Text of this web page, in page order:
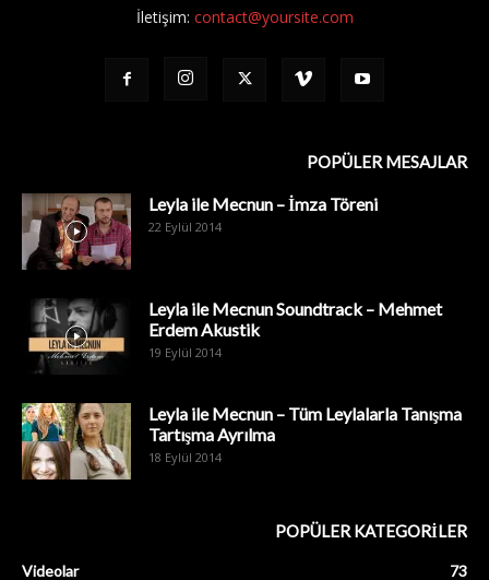
İletişim: contact@yoursite.com
POPÜLER MESAJLAR
Leyla ile Mecnun – İmza Töreni
22 Eylül 2014
Leyla ile Mecnun Soundtrack – Mehmet
Erdem Akustik
19 Eylül 2014
Leyla ile Mecnun – Tüm Leylalarla Tanışma
Tartışma Ayrılma
18 Eylül 2014
POPÜLER KATEGORİLER
Videolar 73